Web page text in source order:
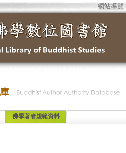
網站導覽
佛學著者規範資料